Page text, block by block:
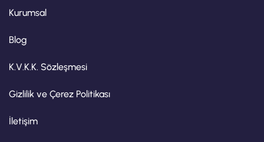
Kurumsal
Blog
K.V.K.K. Sözleşmesi
Gizlilik ve Çerez Politikası
İletişim